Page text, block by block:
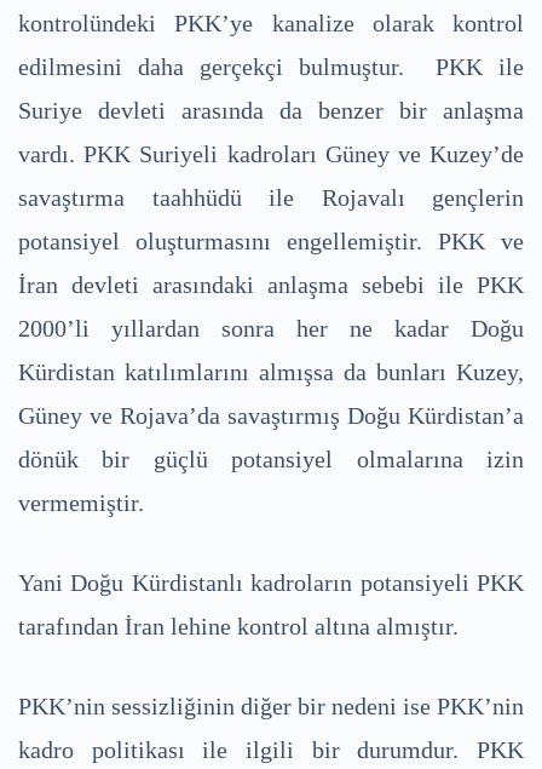
kontrolündeki PKK’ye kanalize olarak kontrol
edilmesini daha gerçekçi bulmuştur. PKK ile
Suriye devleti arasında da benzer bir anlaşma
vardı. PKK Suriyeli kadroları Güney ve Kuzey’de
savaştırma taahhüdü ile Rojavalı gençlerin
potansiyel oluşturmasını engellemiştir. PKK ve
İran devleti arasındaki anlaşma sebebi ile PKK
2000’li yıllardan sonra her ne kadar Doğu
Kürdistan katılımlarını almışsa da bunları Kuzey,
Güney ve Rojava’da savaştırmış Doğu Kürdistan’a
dönük bir güçlü potansiyel olmalarına izin
vermemiştir.
Yani Doğu Kürdistanlı kadroların potansiyeli PKK
tarafından İran lehine kontrol altına almıştır.
PKK’nin sessizliğinin diğer bir nedeni ise PKK’nin
kadro politikası ile ilgili bir durumdur. PKK